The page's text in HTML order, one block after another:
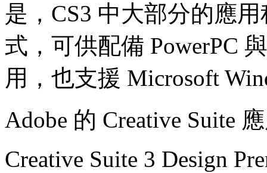
是，CS3 中大部分的應
式，可供配備 PowerPC
用，也支援 Microsoft
Adobe 的 Creative Suite
Creative Suite 3 Design